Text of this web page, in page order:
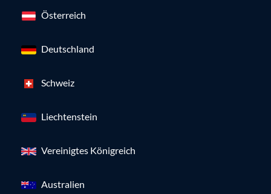
Österreich
Deutschland
Schweiz
Liechtenstein
Vereinigtes Königreich
Australien